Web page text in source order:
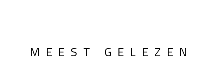
MEEST GELEZEN